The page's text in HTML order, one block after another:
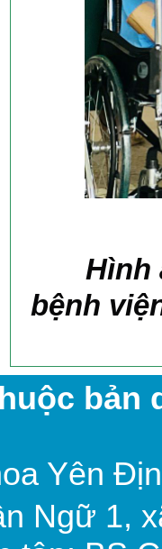
Hình
bệnh
bản
Yên
Ngữ 1,